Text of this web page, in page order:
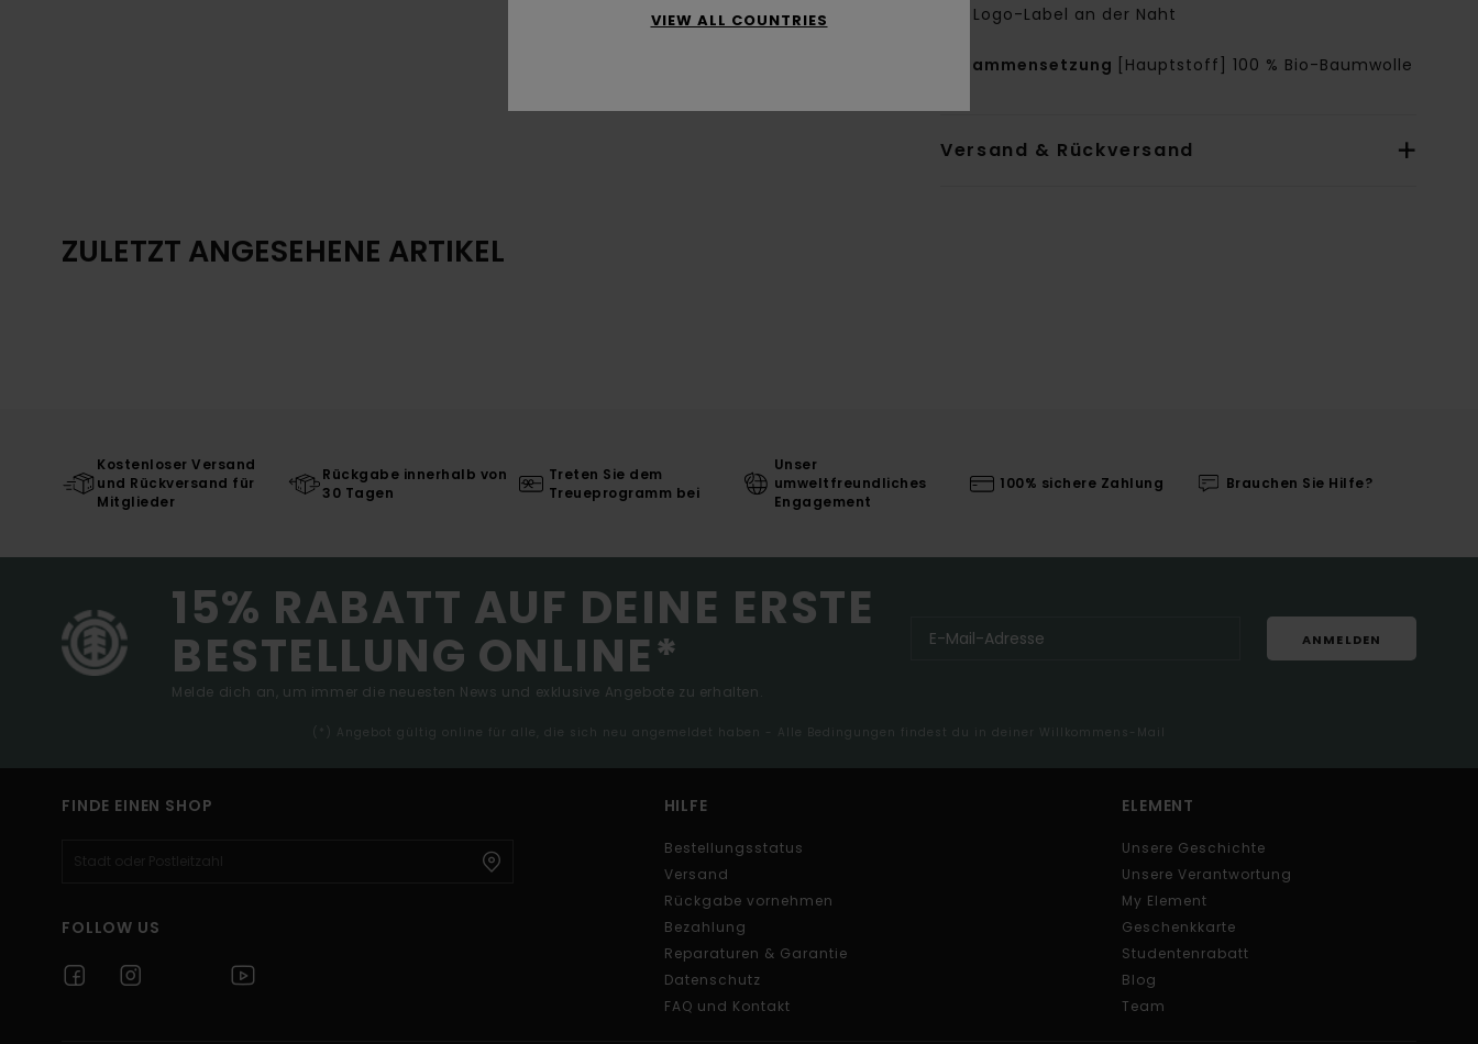
Logo-Label an der Naht
Zusammensetzung [Hauptstoff] 100 % Bio-Baumwolle
Versand & Rückversand
ZULETZT ANGESEHENE ARTIKEL
Kostenloser Versand
und Rückversand für
Mitglieder
Rückgabe innerhalb von
30 Tagen
Treten Sie dem
Treueprogramm bei
Unser
umweltfreundliches
Engagement
100% sichere Zahlung Brauchen Sie Hilfe?
15% RABATT AUF DEINE ERSTE
BESTELLUNG ONLINE*
Melde dich an, um immer die neuesten News und exklusive Angebote zu erhalten.
ANMELDEN
(*) Angebot gültig online für alle, die sich neu angemeldet haben - Alle Bedingungen findest du in deiner Willkommens-Mail
FINDE EINEN SHOP
FOLLOW US
HILFE
Bestellungsstatus
Versand
Rückgabe vornehmen
Bezahlung
Reparaturen & Garantie
Datenschutz
FAQ und Kontakt
ELEMENT
Unsere Geschichte
Unsere Verantwortung
My Element
Geschenkkarte
Studentenrabatt
Blog
Team
VIEW ALL COUNTRIES